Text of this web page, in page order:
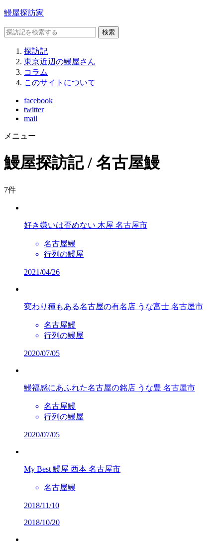
鰻屋探訪家
検索
探訪記
東京近辺の鰻屋さん
コラム
このサイトについて
facebook
twitter
mail
メニュー
鰻屋探訪記 / 名古屋鰻
7件
好き嫌いは否めない 木屋 名古屋市
名古屋鰻
行列の鰻屋
2021/04/26
変わり種もある名古屋の有名店 うな富士 名古屋市
名古屋鰻
行列の鰻屋
2020/07/05
鰻福感にあふれた名古屋の銘店 うな豊 名古屋市
名古屋鰻
行列の鰻屋
2020/07/05
My Best 鰻屋 西本 名古屋市
名古屋鰻
2018/11/10
2018/10/20